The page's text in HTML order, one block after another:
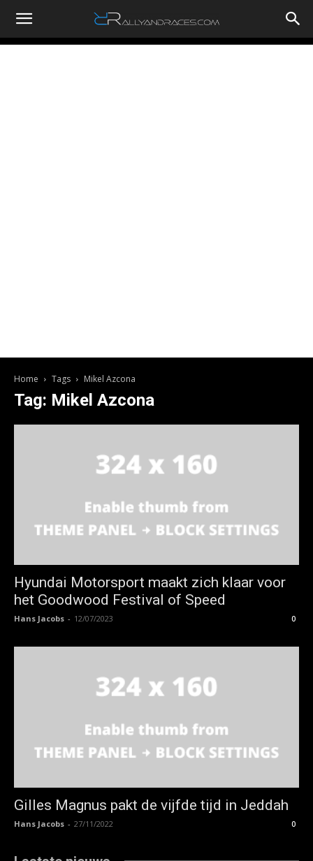
RallyandRaces.com
Home Tags Mikel Azcona
Tag: Mikel Azcona
Hyundai Motorsport maakt zich klaar voor
het Goodwood Festival of Speed
Hans Jacobs - 12/07/2023 0
Gilles Magnus pakt de vijfde tijd in Jeddah
Hans Jacobs - 27/11/2022 0